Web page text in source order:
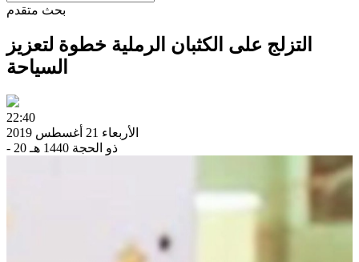
بحث متقدم
التزلج على الكثبان الرملية خطوة لتعزيز
السياحة
22:40
الأربعاء 21 أغسطس 2019
- 20 ذو الحجة 1440 هـ